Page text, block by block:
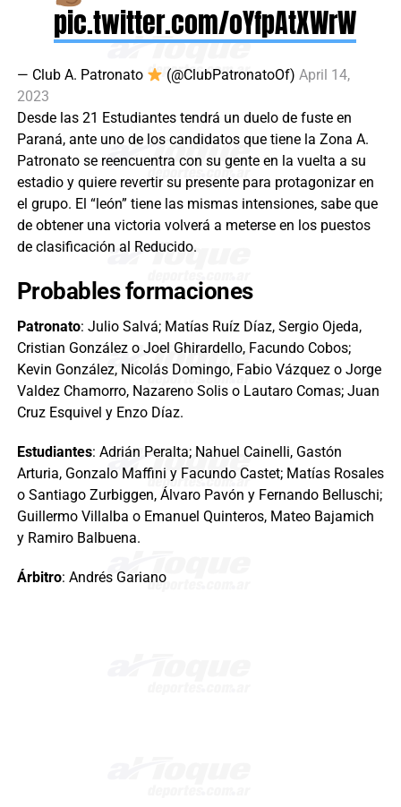
pic.twitter.com/oYfpAtXWrW
— Club A. Patronato (@ClubPatronatoOf) April 14,
2023
Desde las 21 Estudiantes tendrá un duelo de fuste en
Paraná, ante uno de los candidatos que tiene la Zona A.
Patronato se reencuentra con su gente en la vuelta a su
estadio y quiere revertir su presente para protagonizar en
el grupo. El “león” tiene las mismas intensiones, sabe que
de obtener una victoria volverá a meterse en los puestos
de clasificación al Reducido.
Probables formaciones
Patronato: Julio Salvá; Matías Ruíz Díaz, Sergio Ojeda,
Cristian González o Joel Ghirardello, Facundo Cobos;
Kevin González, Nicolás Domingo, Fabio Vázquez o Jorge
Valdez Chamorro, Nazareno Solis o Lautaro Comas; Juan
Cruz Esquivel y Enzo Díaz.
Estudiantes: Adrián Peralta; Nahuel Cainelli, Gastón
Arturia, Gonzalo Maffini y Facundo Castet; Matías Rosales
o Santiago Zurbiggen, Álvaro Pavón y Fernando Belluschi;
Guillermo Villalba o Emanuel Quinteros, Mateo Bajamich
y Ramiro Balbuena.
Árbitro: Andrés Gariano